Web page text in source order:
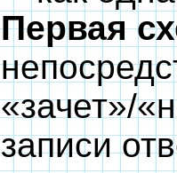
Первая
«зачет»/
записи